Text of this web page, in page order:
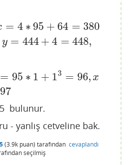
= 4 ∗ 95 + 64 = 380
y = 444 + 4 = 448,
64 =380+64=444 x+ y=444
= 95 ∗ 1 + 13 = 96, x
97
13 =96 x +y =96+1 =97
bulunur.
- yanlış cetveline bak.
(3.9k puan) tarafından cevaplandı
seçilmiş